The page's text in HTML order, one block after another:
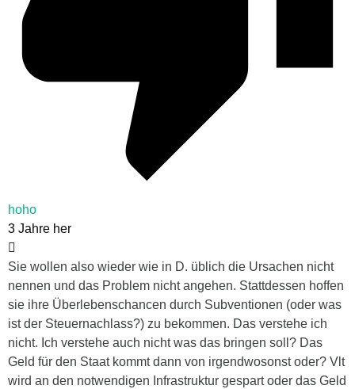
hoho
3 Jahre her
Sie wollen also wieder wie in D. üblich die Ursachen nicht
nennen und das Problem nicht angehen. Stattdessen hoffen
sie ihre Überlebenschancen durch Subventionen (oder was
ist der Steuernachlass?) zu bekommen. Das verstehe ich
nicht. Ich verstehe auch nicht was das bringen soll? Das
Geld für den Staat kommt dann von irgendwosonst oder? Vlt
wird an den notwendigen Infrastruktur gespart oder das Geld